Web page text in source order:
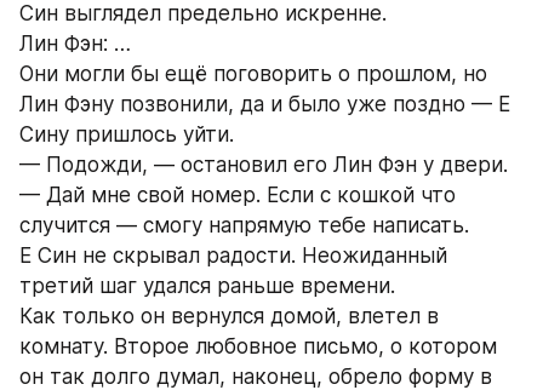
Син выглядел предельно искренне.
Лин Фэн: …
Они могли бы ещё поговорить о прошлом, но
Лин Фэну позвонили, да и было уже поздно — Е
Сину пришлось уйти.
— Подожди, — остановил его Лин Фэн у двери.
— Дай мне свой номер. Если с кошкой что
случится — смогу напрямую тебе написать.
Е Син не скрывал радости. Неожиданный
третий шаг удался раньше времени.
Как только он вернулся домой, влетел в
комнату. Второе любовное письмо, о котором
он так долго думал, наконец, обрело форму в